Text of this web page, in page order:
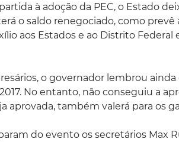
à adoção da PEC, o Estado
o saldo renegociado, como prevê
aos Estados e ao Distrito
o governador lembrou
No entanto, não conseguiu a
aprovada, também valerá para os
do evento os secretários Max